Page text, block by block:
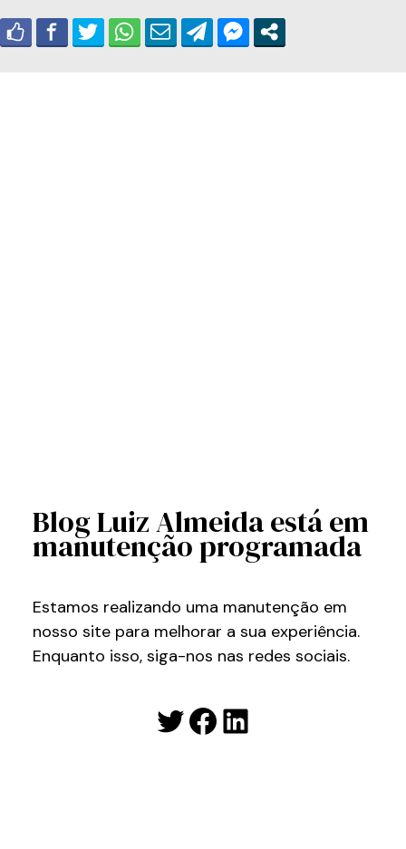
Blog Luiz Almeida está em
manutenção programada
Estamos realizando uma manutenção em
nosso site para melhorar a sua experiência.
Enquanto isso, siga-nos nas redes sociais.
Twitter
Facebook
LinkedIn